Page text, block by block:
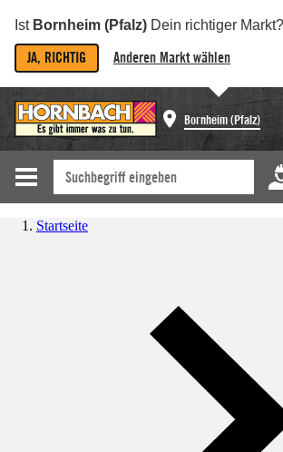
Ist Bornheim (Pfalz) Dein richtiger Markt?
JA, RICHTIG Anderen Markt wählen
Bornheim (Pfalz)
Startseite